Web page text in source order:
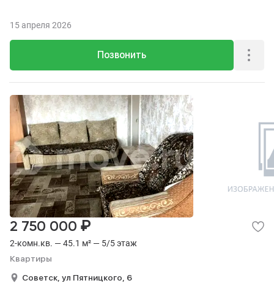
Позвонить
15 апреля 2026
2-комн.кв. — 45.1 м² — 5/5 этаж
Квартиры
2 750 000 ₽
Советск, ул Пятницкого, 6